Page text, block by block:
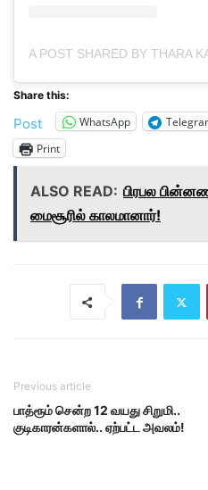
A POST SHARED BY THARA
Share this:
Post WhatsApp
Print
ALSO READ: பிரபல
மைசூரில் காலமானார்!
Previous article
பாத்ரூம் சென்ற 12 வயது சிறுமி..
குடிகாரன்களால்.. ஏற்பட்ட அவலம்!